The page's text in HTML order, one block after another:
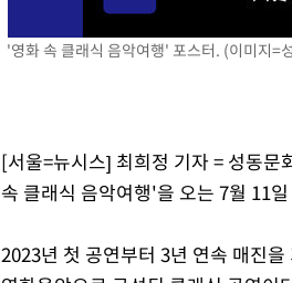
'영화 속 클래식 음악여행' 포스터. (이미지=
[서울=뉴시스] 최희정 기자 = 성동
속 클래식 음악여행'을 오는 7월 11
2023년 첫 공연부터 3년 연속 매진